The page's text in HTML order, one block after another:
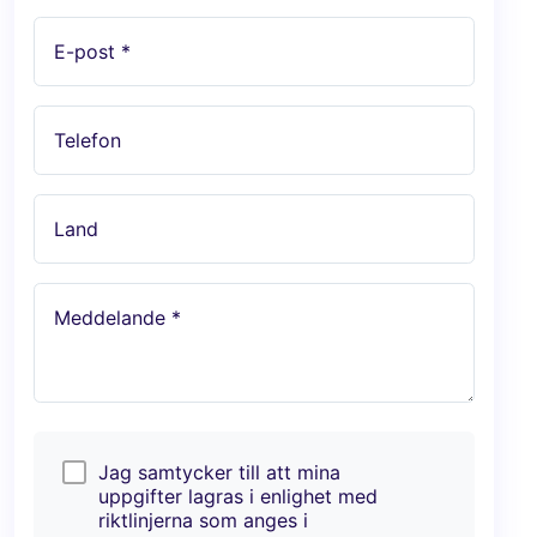
E-post *
Telefon
Land
Meddelande *
Jag samtycker till att mina
uppgifter lagras i enlighet med
riktlinjerna som anges i